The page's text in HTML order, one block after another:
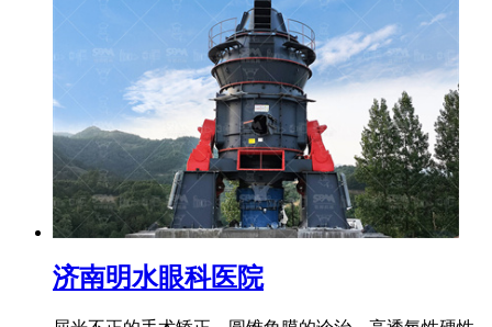
济南明水眼科医院